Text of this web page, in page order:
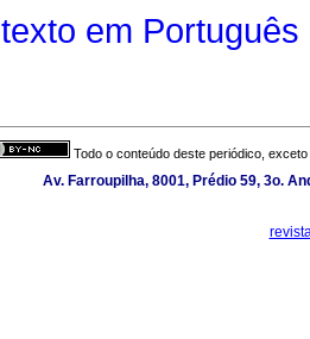
texto em Português
Todo o conteúdo deste periódico,
Av. Farroupilha, 8001, Prédio 59, 3o.